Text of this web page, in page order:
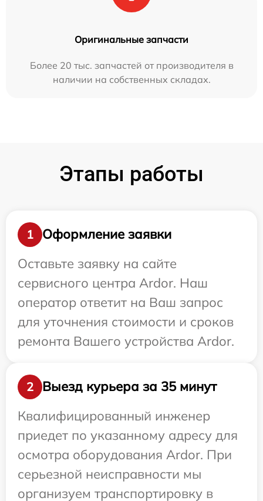
Оригинальные запчасти
Более 20 тыс. запчастей от производителя в
наличии на собственных складах.
Этапы работы
1
Оформление заявки
Оставьте заявку на сайте
сервисного центра Ardor. Наш
оператор ответит на Ваш запрос
для уточнения стоимости и сроков
ремонта Вашего устройства Ardor.
2
Выезд курьера за 35 минут
Квалифицированный инженер
приедет по указанному адресу для
осмотра оборудования Ardor. При
серьезной неисправности мы
организуем транспортировку в